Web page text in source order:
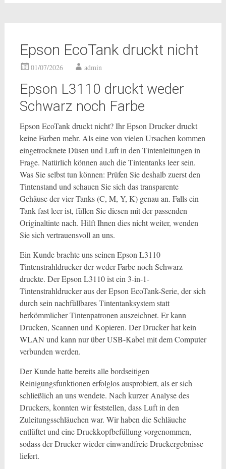
Epson EcoTank druckt nicht
01/07/2026 admin
Epson L3110 druckt weder
Schwarz noch Farbe
Epson EcoTank druckt nicht? Ihr Epson Drucker druckt
keine Farben mehr. Als eine von vielen Ursachen kommen
eingetrocknete Düsen und Luft in den Tintenleitungen in
Frage. Natürlich können auch die Tintentanks leer sein.
Was Sie selbst tun können: Prüfen Sie deshalb zuerst den
Tintenstand und schauen Sie sich das transparente
Gehäuse der vier Tanks (C, M, Y, K) genau an. Falls ein
Tank fast leer ist, füllen Sie diesen mit der passenden
Originaltinte nach. Hilft Ihnen dies nicht weiter, wenden
Sie sich vertrauensvoll an uns.
Ein Kunde brachte uns seinen Epson L3110
Tintenstrahldrucker der weder Farbe noch Schwarz
druckte. Der Epson L3110 ist ein 3-in-1-
Tintenstrahldrucker aus der Epson EcoTank-Serie, der sich
durch sein nachfüllbares Tintentanksystem statt
herkömmlicher Tintenpatronen auszeichnet. Er kann
Drucken, Scannen und Kopieren. Der Drucker hat kein
WLAN und kann nur über USB-Kabel mit dem Computer
verbunden werden.
Der Kunde hatte bereits alle bordseitigen
Reinigungsfunktionen erfolglos ausprobiert, als er sich
schließlich an uns wendete. Nach kurzer Analyse des
Druckers, konnten wir feststellen, dass Luft in den
Zuleitungsschläuchen war. Wir haben die Schläuche
entlüftet und eine Druckkopfbefüllung vorgenommen,
sodass der Drucker wieder einwandfreie Druckergebnisse
liefert.